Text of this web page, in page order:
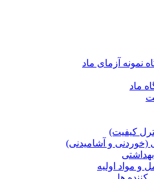
نمونه آزمای ماد
ماد
کیفیت)
(خوردنی و آشامیدنی)
و مواد اولیه